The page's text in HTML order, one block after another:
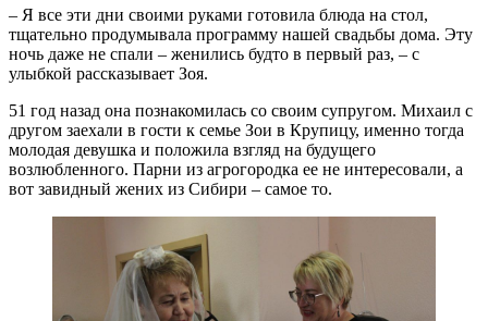
– Я все эти дни своими руками готовила блюда на стол,
тщательно продумывала программу нашей свадьбы дома. Эту
ночь даже не спали – женились будто в первый раз, – с
улыбкой рассказывает Зоя.
51 год назад она познакомилась со своим супругом. Михаил с
другом заехали в гости к семье Зои в Крупицу, именно тогда
молодая девушка и положила взгляд на будущего
возлюбленного. Парни из агрогородка ее не интересовали, а
вот завидный жених из Сибири – самое то.